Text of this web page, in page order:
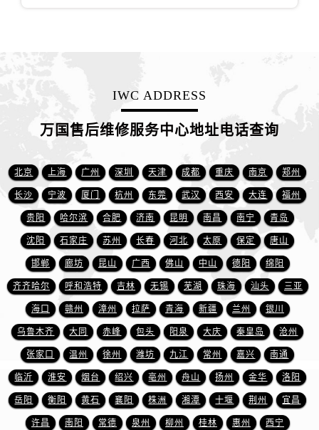
内蒙古自治区巴彦淖尔市临河区新华街万国售后服务中心（需提前预约）
内蒙古自治区锡林郭勒盟市锡林浩特市光明街与额尔敦路交叉口万国售后服务中心（需提前预约）
内蒙古自治区兴安盟市乌兰浩特市兴安大街万国售后服务中心（需提前预约）
山西省大同市平城区迎宾街万国售后服务中心（需提前预约）
山西省晋城市城区黄华街万国售后服务中心（需提前预约）
山西省晋中市榆次区顺城街万国售后服务中心（需提前预约）
山西省临汾市尧都区解放路万国售后服务中心（需提前预约）
山西省吕梁市离石区永宁中路与建设街交叉口万国售后服务中心（需提前预约）
山西省朔州市朔城区怡西路与鄯阳西街交汇处万国售后服务中心（需提前预约）
山西省忻州市忻府区和平东街与七一南路交叉口万国售后服务中心（需提前预约）
山西省阳泉市郊区平阳东街与新城大道交叉口万国售后服务中心（需提前预约）
山西省运城市盐湖区河东街万国售后服务中心（需提前预约）
山西省长治市潞州区英雄中路万国售后服务中心（需提前预约）
山西省太原市迎泽区迎泽街道解放路15号亨得利名表维修授权店3楼万国售后服务中心（需提前预约）
天津市和平区赤峰道136号天津国际金融中心26层2603室万国售后服务中心（需提前预约）
IWC ADDRESS
万国售后维修服务中心地址电话查询
北京 上海 广州 深圳 天津 成都 重庆 南京 郑州
长沙 宁波 厦门 杭州 东莞 武汉 西安 大连 福州
贵阳 哈尔滨 合肥 济南 昆明 南昌 南宁 青岛
沈阳 石家庄 苏州 长春 河北 太原 保定 唐山
邯郸 廊坊 昆山 广西 佛山 中山 德阳 绵阳
齐齐哈尔 呼和浩特 吉林 无锡 芜湖 珠海 汕头 三亚
海口 赣州 漳州 拉萨 青海 新疆 兰州 银川
乌鲁木齐 大同 赤峰 包头 阳泉 大庆 秦皇岛 沧州
张家口 温州 徐州 潍坊 九江 常州 嘉兴 南通
临沂 淮安 烟台 绍兴 亳州 舟山 扬州 金华 洛阳
岳阳 衡阳 黄石 襄阳 株洲 湘潭 十堰 荆州 宜昌
许昌 南阳 常德 泉州 柳州 桂林 惠州 西宁